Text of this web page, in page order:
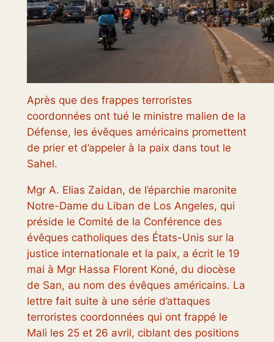
Après que des frappes terroristes
coordonnées ont tué le ministre malien de la
Défense, les évêques américains promettent
de prier et d’appeler à la paix dans tout le
Sahel.
Mgr A. Elias Zaidan, de l’éparchie maronite
Notre-Dame du Liban de Los Angeles, qui
préside le Comité de la Conférence des
évêques catholiques des États-Unis sur la
justice internationale et la paix, a écrit le 19
mai à Mgr Hassa Florent Koné, du diocèse
de San, au nom des évêques américains. La
lettre fait suite à une série d’attaques
terroristes coordonnées qui ont frappé le
Mali les 25 et 26 avril, ciblant des positions